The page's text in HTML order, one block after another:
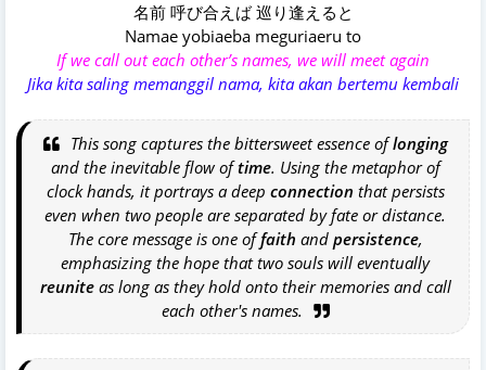
名前 呼び合えば 巡り逢えると
Namae yobiaeba meguriaeru to
If we call out each other’s names, we will meet again
Jika kita saling memanggil nama, kita akan bertemu kembali
This song captures the bittersweet essence oflonging
and the inevitable flow oftime. Using the metaphor of
clock hands, it portrays a deep connection that persists
even when two people are separated by fate or distance.
The core message is one offaith and persistence,
emphasizing the hope that two souls will eventually
reuniteas long as they hold onto their memories and call
each other's names.